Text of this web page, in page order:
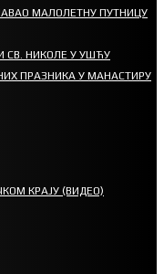
МАЛОЛЕТНУ ПУТНИЦУ
СВ. НИКОЛЕ У УШЋУ
ПРАЗНИКА У МАНАСТИРУ
КРАЈУ (ВИДЕО)